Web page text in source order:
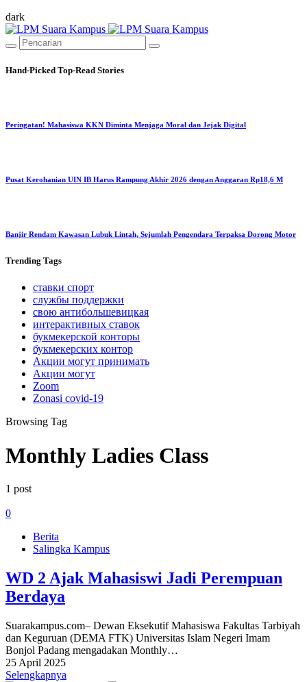
dark
Hand-Picked Top-Read Stories
Peringatan! Mahasiswa KKN Diminta Menjaga Moral dan Jejak Digital
Pusat Kerohanian UIN IB Harus Rampung Akhir 2026 dengan Anggaran Rp18,6 M
Banjir Rendam Kawasan Lubuk Lintah, Sejumlah Pengendara Terpaksa Dorong Motor
Trending Tags
ставки спорт
службы поддержки
свою антибольшевицкая
интерактивных ставок
букмекерской конторы
букмекерских контор
Акции могут принимать
Акции могут
Zoom
Zonasi covid-19
Browsing Tag
Monthly Ladies Class
1 post
0
Berita
Salingka Kampus
WD 2 Ajak Mahasiswi Jadi Perempuan
Berdaya
Suarakampus.com– Dewan Eksekutif Mahasiswa Fakultas Tarbiyah
dan Keguruan (DEMA FTK) Universitas Islam Negeri Imam
Bonjol Padang mengadakan Monthly…
25 April 2025
Selengkapnya